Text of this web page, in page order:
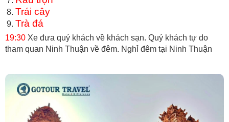
Trái cây
Trà đá
19:30 Xe đưa quý khách về khách sạn. Quý khách tự do
tham quan Ninh Thuận về đêm. Nghỉ đêm tại Ninh Thuận